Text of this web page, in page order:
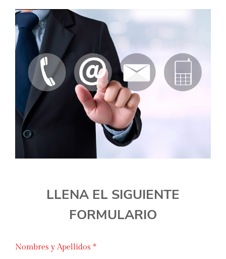
LLENA EL SIGUIENTE
FORMULARIO
Nombres y Apellidos *